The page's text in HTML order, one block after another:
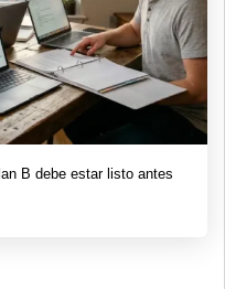
B debe estar listo antes